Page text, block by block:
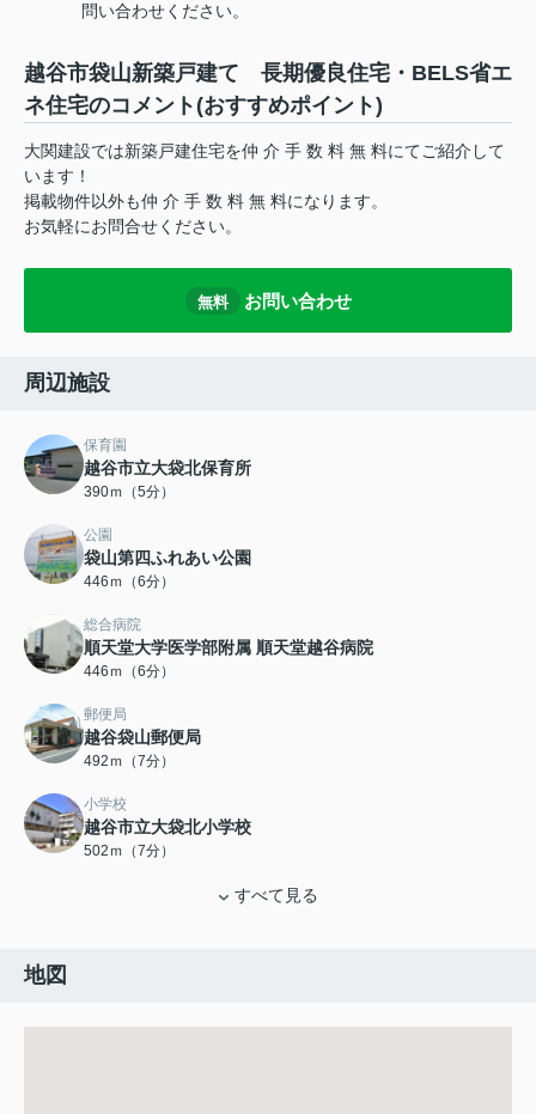
問い合わせください。
越谷市袋山新築戸建て 長期優良住宅・BELS省エ
ネ住宅のコメント(おすすめポイント)
大関建設では新築戸建住宅を仲 介 手 数 料 無 料にてご紹介して
います！
掲載物件以外も仲 介 手 数 料 無 料になります。
お気軽にお問合せください。
無料 お問い合わせ
周辺施設
保育園
越谷市立大袋北保育所
390ｍ（5分）
公園
袋山第四ふれあい公園
446ｍ（6分）
総合病院
順天堂大学医学部附属 順天堂越谷病院
446ｍ（6分）
郵便局
越谷袋山郵便局
492ｍ（7分）
小学校
越谷市立大袋北小学校
502ｍ（7分）
すべて見る
地図